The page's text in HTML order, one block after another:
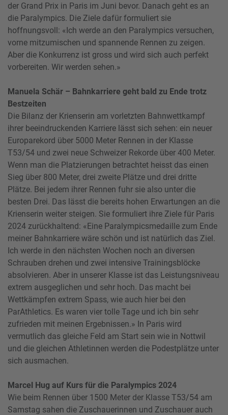
der Grand Prix in Paris im Juni bevor. Danach geht es an
die Paralympics. Die Ziele dafür formuliert sie
hoffnungsvoll: «Ich werde an den Paralympics versuchen,
vorne mitzumischen und spannende Rennen zu zeigen.
Aber die Konkurrenz ist gross und wird sich auch perfekt
vorbereiten. Wir werden sehen.»
Manuela Schär – Bahnkarriere geht bald zu Ende trotz
Bestzeiten
Die Bilanz der Krienserin am vorletzten Bahnwettkampf
ihrer beeindruckenden Karriere lässt sich sehen: ein neuer
Europarekord über 5000 Meter Rennen in der Klasse
T53/54 und zwei neue Schweizer Rekorde über 400 Meter.
Wenn man die Platzierungen betrachtet heisst das einen
Sieg über 800 Meter, drei zweite Plätze und drei dritte
Plätze. Bei jedem ihrer Rennen fuhr sie also unter die
besten Drei. Das lässt die bereits hohen Erwartungen an die
Krienserin weiter steigen. Sie formuliert ihre Ziele für Paris
2024 zurückhaltend: «Eine Paralympicsmedaille zum Ende
meiner Bahnkarriere wäre schön und ist natürlich das Ziel.
Ich werde in den nächsten Wochen noch an diversen
Schrauben drehen und zwei intensive Trainingsblöcke
absolvieren. Aber in unserer Klasse ist das Leistungsniveau
extrem ausgeglichen und sehr hoch. Das macht bei
Wettkämpfen extrem Spass, wie auch hier bei den
ParAthletics. Es waren vier tolle Tage und ich bin sehr
zufrieden mit meinen Ergebnissen.» In Paris wird
vermutlich das gleiche Feld am Start sein wie in Nottwil
und die gleichen Athletinnen werden die Podestplätze unter
sich ausmachen.
Marcel Hug auf Kurs für die Paralympics 2024
Wie beim Rennen über 1500 Meter der Klasse T53/54 am
Samstag sahen die Zuschauerinnen und Zuschauer auch